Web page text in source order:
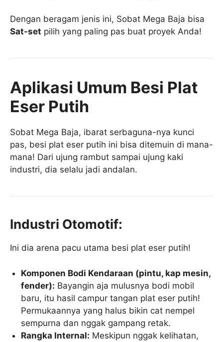
Dengan beragam jenis ini, Sobat Mega Baja bisa
Sat-set pilih yang paling pas buat proyek Anda!
Aplikasi Umum Besi Plat
Eser Putih
Sobat Mega Baja, ibarat serbaguna-nya kunci
pas, besi plat eser putih ini bisa ditemuin di mana-
mana! Dari ujung rambut sampai ujung kaki
industri, dia selalu jadi andalan.
Industri Otomotif:
Ini dia arena pacu utama besi plat eser putih!
Komponen Bodi Kendaraan (pintu, kap mesin,
fender): Bayangin aja mulusnya bodi mobil
baru, itu hasil campur tangan plat eser putih!
Permukaannya yang halus bikin cat nempel
sempurna dan nggak gampang retak.
Rangka Internal: Meskipun nggak kelihatan,